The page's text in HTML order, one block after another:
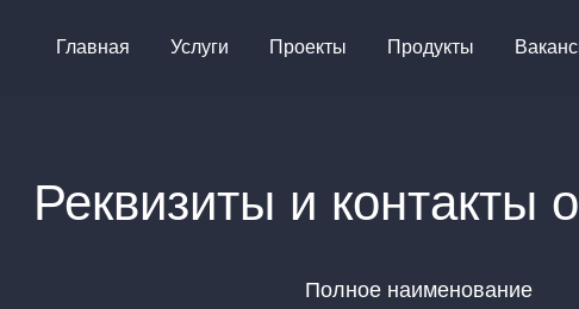
Главная Услуги Проекты Продукты
Реквизиты и контакты
Полное наименование